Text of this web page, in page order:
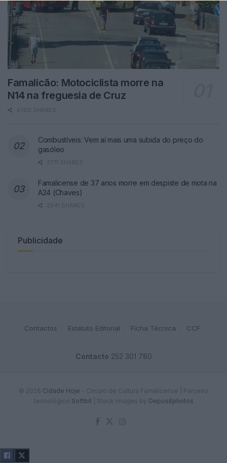
Famalicão: Motociclista morre na
N14 na freguesia de Cruz
4700 SHARES
Combustíveis: Vem aí mais uma subida do preço do
gasóleo
3771 SHARES
Famalicense de 37 anos morre em despiste de mota na
A24 (Chaves)
2541 SHARES
Publicidade
Contactos Estatuto Editorial Ficha Técnica CCF
Contacto 252 301 780
© 2026 Cidade Hoje - Circulo de Cultura Famalicense | Parceiro
tecnológico Softbit Stock images by Depositphotos